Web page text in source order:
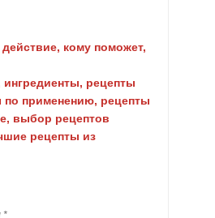
кому поможет,
рецепты
применению, рецепты
выбор рецептов
рецепты из
*